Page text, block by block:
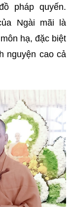
pháp quyến.
Ngài mãi là
hạ, đặc biệt
nguyện cao cả